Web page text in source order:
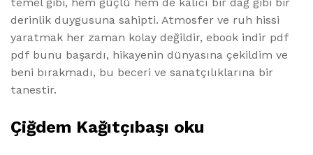
derinlik duygusuna sahipti. Atmosfer ve ruh hissi
yaratmak her zaman kolay değildir, ebook indir pdf
pdf bunu başardı, hikayenin dünyasına çekildim ve
beni bırakmadı, bu beceri ve sanatçılıklarına bir
tanestir.
Çiğdem Kağıtçıbaşı oku